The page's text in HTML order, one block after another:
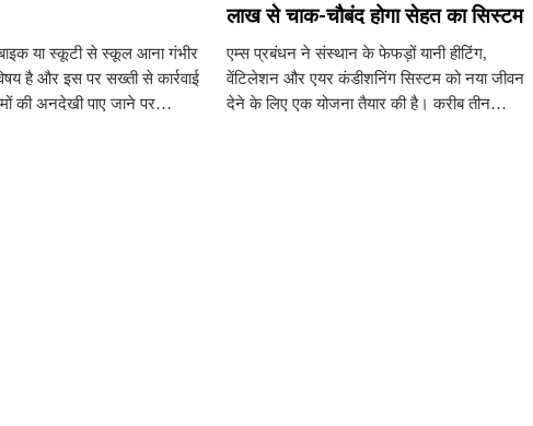
या स्कूटी से स्कूल आना गंभीर
है और इस पर सख्ती से कार्रवाई
की अनदेखी पाए जाने पर
लाख से चाक-चौबंद होगा सेहत का सिस्टम
एम्स प्रबंधन ने संस्थान के फेफड़ों यानी हीटिंग,
वेंटिलेशन और एयर कंडीशनिंग सिस्टम को नया जीवन
देने के लिए एक योजना तैयार की है। करीब तीन